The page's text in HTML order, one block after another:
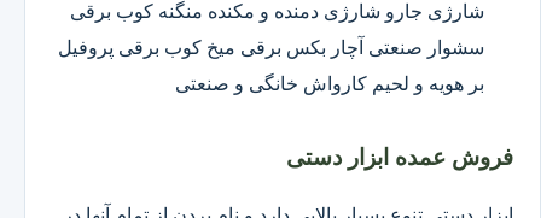
شارژی جارو شارژی دمنده و مکنده منگنه کوب برقی
سشوار صنعتی آچار بکس برقی میخ کوب برقی پروفیل
بر هویه و لحیم کارواش خانگی و صنعتی
فروش عمده ابزار دستی